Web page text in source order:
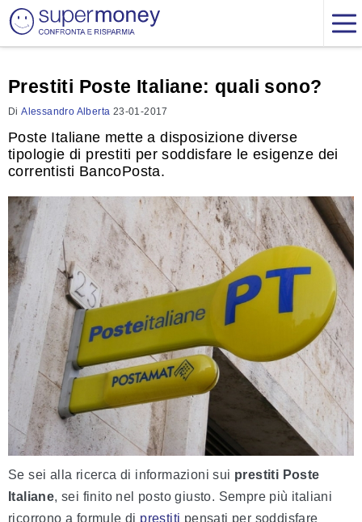
Prestiti Poste Italiane: quali sono?
DiAlessandro Alberta 23-01-2017
Poste Italiane mette a disposizione diverse
tipologie di prestiti per soddisfare le esigenze dei
correntisti BancoPosta.
Se sei alla ricerca di informazioni sui prestiti Poste
Italiane, sei finito nel posto giusto. Sempre più italiani
ricorrono a formule di prestiti pensati per soddisfare